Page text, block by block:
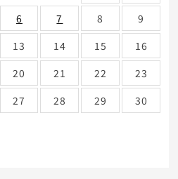
6 7 8
9
13 14 15
16
20 21 22
23
27 28 29
30